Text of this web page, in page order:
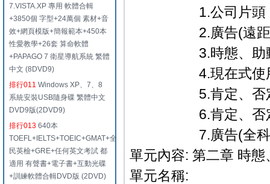
7.VISTA.XP 專用 軟體合輯
+3850個 字型+24萬個 素材+音
效+網頁模版+簡報範本+450本
性愛教學+26套 算命軟體
+PAPAGO 7 衛星導航系統 繁體
中文 (8DVD9)
排行011 Windows XP、7、8
系統安裝USB隨身碟 繁體中文
DVD9版(2DVD9)
排行013 640本
TOEFL+IELTS+TOEIC+GMAT+全
民英檢+GRE+任何英文考試 都
適用 有聲書+電子書+互動光碟
+訓練軟體合輯DVD版 (2DVD)
1.公司片頭．
2.廣告(遠距教
3.時態、助動詞
4.現在式使用
5.肯定、否定及
6.肯定、否定及
7.廣告(全科教
單元內容: 第二章 時
單元名稱: